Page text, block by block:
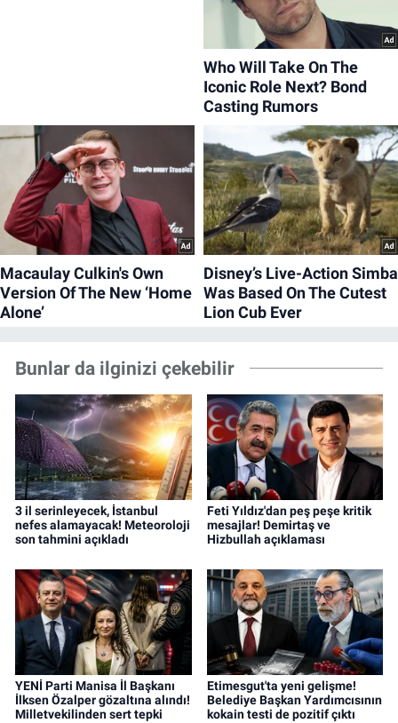
Bunlar da ilginizi çekebilir
3 il serinleyecek, İstanbul
nefes alamayacak! Meteoroloji
son tahmini açıkladı
Feti Yıldız'dan peş peşe kritik
mesajlar! Demirtaş ve
Hizbullah açıklaması
YENİ Parti Manisa İl Başkanı
İlksen Özalper gözaltına alındı!
Milletvekilinden sert tepki
Etimesgut'ta yeni gelişme!
Belediye Başkan Yardımcısının
kokain testi de pozitif çıktı